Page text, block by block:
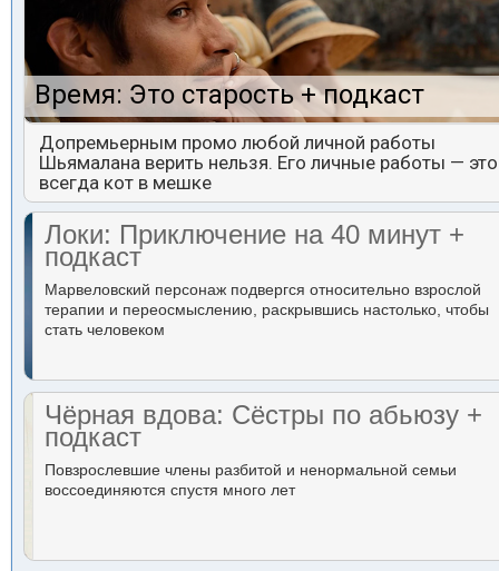
Время: Это старость + подкаст
Допремьерным промо любой личной работы
Шьямалана верить нельзя. Его личные работы — это
всегда кот в мешке
Локи: Приключение на 40 минут +
подкаст
Марвеловский персонаж подвергся относительно взрослой
терапии и переосмыслению, раскрывшись настолько, чтобы
стать человеком
Чёрная вдова: Сёстры по абьюзу +
подкаст
Повзрослевшие члены разбитой и ненормальной семьи
воссоединяются спустя много лет